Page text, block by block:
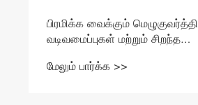
பிரமிக்க வைக்கும் மெழுகுவர்த்தி
வடிவமைப்புகள் மற்றும் சிறந்த
பயன்படுத்துவது எப்படி
மேலும் பார்க்க >>